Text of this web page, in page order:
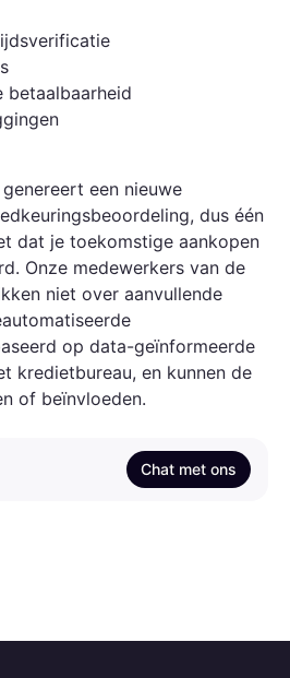
betaalbaarheid
een nieuwe
dus één
dat je toekomstige aankopen
Onze medewerkers van de
niet over aanvullende
op data-geïnformeerde
kredietbureau, en kunnen de
of beïnvloeden.
Chat met ons